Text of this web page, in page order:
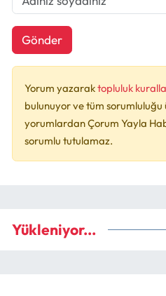
Gönder
Yorum yazaraktopluluk
bulunuyor ve tüm sorumluluğu
yorumlardan Çorum Yayla
sorumlu tutulamaz.
Yükleniyor...